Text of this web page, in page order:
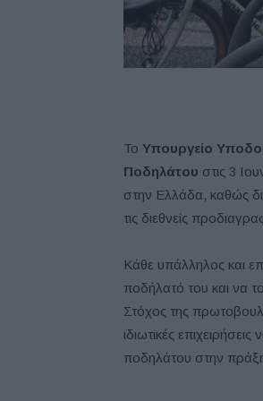
Το Υπουργείο
Ποδηλάτου στις 3
στην Ελλάδα, καθώς
τις διεθνείς
Κάθε υπάλληλος και
ποδήλατό του και να
Στόχος της
ιδιωτικές
ποδηλάτου στην